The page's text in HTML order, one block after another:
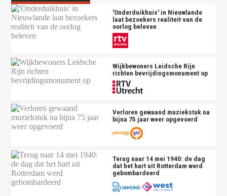
'Onderduikhuis' in Nieuwlande
laat bezoekers realiteit van de
oorlog beleven
Wijkbewoners Leidsche Rijn
richten bevrijdingsmonument op
Verloren gewaand muziekstuk na
bijna 75 jaar weer opgevoerd
Terug naar 14 mei 1940: de dag
dat het hart uit Rotterdam werd
gebombardeerd